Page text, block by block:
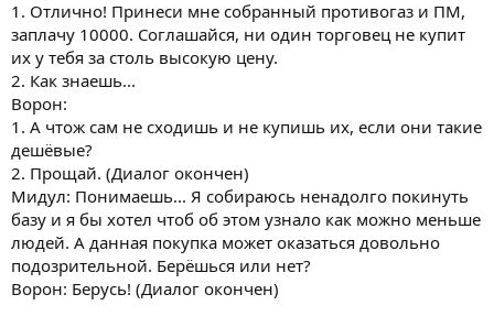
1. Отлично! Принеси мне собранный противогаз и ПМ,
заплачу 10000. Соглашайся, ни один торговец не купит
их у тебя за столь высокую цену.
2. Как знаешь...
Ворон:
1. А чтож сам не сходишь и не купишь их, если они такие
дешёвые?
2. Прощай. (Диалог окончен)
Мидул: Понимаешь... Я собираюсь ненадолго покинуть
базу и я бы хотел чтоб об этом узнало как можно меньше
людей. А данная покупка может оказаться довольно
подозрительной. Берёшься или нет?
Ворон: Берусь! (Диалог окончен)